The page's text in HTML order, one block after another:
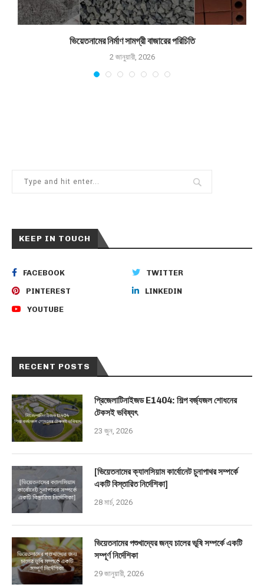
ভিয়েতনামের নির্মাণ সামগ্রী বাজারের পরিচিতি
2 জানুয়ারী, 2026
KEEP IN TOUCH
FACEBOOK TWITTER
PINTEREST LINKEDIN
YOUTUBE
RECENT POSTS
প্রিজেলাটিনাইজড E1404: শিল্প বর্জ্যজল শোধনের
টেকসই ভবিষ্যৎ
23 জুন, 2026
[ভিয়েতনামের ক্যালসিয়াম কার্বোনেট চুনাপাথর সম্পর্কে
একটি বিস্তারিত নির্দেশিকা]
28 মার্চ, 2026
ভিয়েতনামের পশুখাদ্যের জন্য চালের ভূষি সম্পর্কে একটি
সম্পূর্ণ নির্দেশিকা
29 জানুয়ারী, 2026